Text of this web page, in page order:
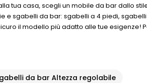
tua casa, scegli un mobile da bar dallo
e sgabelli da bar: sgabelli a 4 piedi,
il modello più adatto alle tue
da bar Altezza regolabile